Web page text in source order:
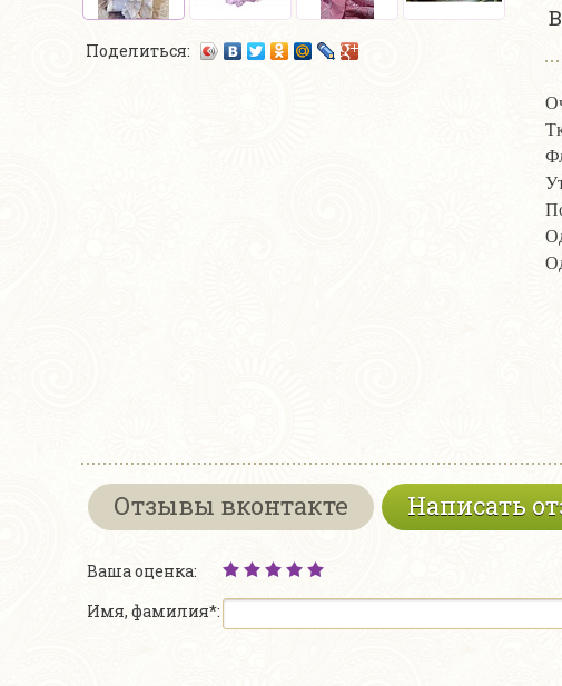
Поделиться:
Отзывы вконтакте Написать
Ваша оценка:
Имя, фамилия*: